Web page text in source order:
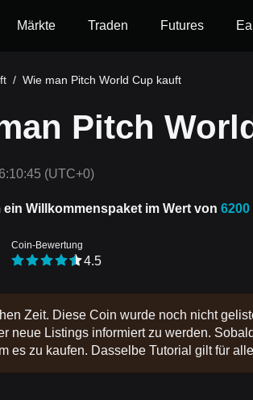
Märkte Traden Futures
/ Wie man Pitch World Cup kauft
Pitch
(UTC+0)
ein Willkommenspaket im Wert von 6200
Coin-Bewertung
4.5
Zeit. Diese Coin wurde noch nicht
neue Listings informiert zu werden.
es zu kaufen. Dasselbe Tutorial gilt für